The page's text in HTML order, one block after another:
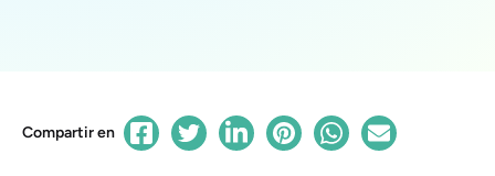
Compartir en